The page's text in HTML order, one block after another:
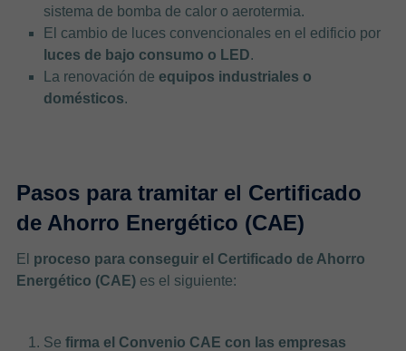
sistema de bomba de calor o aerotermia.
El cambio de luces convencionales en el edificio por
luces de bajo consumo o LED.
La renovación de equipos industriales o
domésticos.
Pasos para tramitar el Certificado
de Ahorro Energético (CAE)
El proceso para conseguir el Certificado de Ahorro
Energético (CAE) es el siguiente:
Sefirma el Convenio CAE con las empresas